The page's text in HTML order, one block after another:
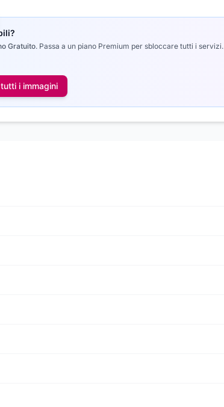
Gratuito. Passa a un piano Premium per sbloccare tutti i servizi.
i immagini